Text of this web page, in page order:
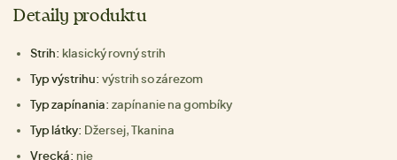
Detaily produktu
Strih: klasický rovný strih
Typ výstrihu: výstrih so zárezom
Typ zapínania: zapínanie na gombíky
Typ látky: Džersej, Tkanina
Vrecká: nie